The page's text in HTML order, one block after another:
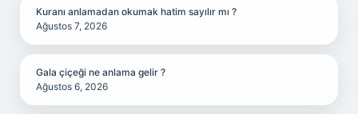
Kuranı anlamadan okumak hatim sayılır mı ?
Ağustos 7, 2026
Gala çiçeği ne anlama gelir ?
Ağustos 6, 2026